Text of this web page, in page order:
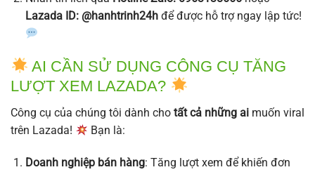
Lazada ID: @hanhtrinh24hđể được hỗ trợ ngay lập tức!
AI CẦN SỬ DỤNG CÔNG CỤ TĂNG
LƯỢT XEM LAZADA?
Công cụ của chúng tôi dành cho tất cả những ai muốn viral
trên Lazada!
Bạn là:
Doanh nghiệp bán hàng: Tăng lượt xem để khiến đơn